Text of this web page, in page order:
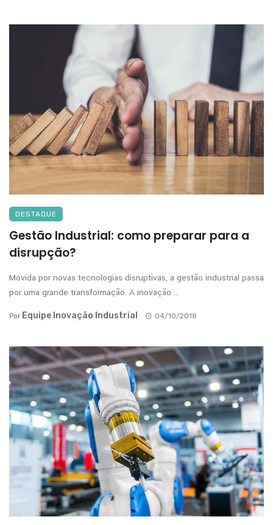
DESTAQUE
Gestão Industrial: como preparar para a
disrupção?
Movida por novas tecnologias disruptivas, a gestão industrial passa
por uma grande transformação. A inovação ...
Por Equipe Inovação Industrial 04/10/2018